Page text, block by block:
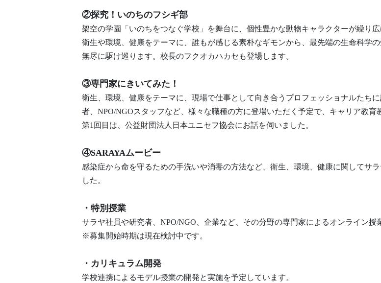
②探究！いのちのフシギ部
架空の学園「いのちをつなぐ学校」を舞台に、個性豊かな動物キャラクターが繰り
衛生や環境、健康をテーマに、誰もが感じる素朴なギモンから、最先端の生命科学
無尽に駆け巡ります。校長のフクオカハカセも登場します。
③専門家にきいてみた！
衛生、環境、健康をテーマに、現場で仕事として向き合うプロフェッショナルたち
者、NPO/NGOスタッフなど、様々な職種の方に登場いただく予定で、キャリア教育
第1回目は、公益財団法人日本ユニセフ協会にお話を伺いました。
④SARAYAムービー
感染症から命を守るための手洗いや消毒の方法など、衛生、環境、健康に関してサ
した。
・特別授業
サラヤ社員や研究者、NPO/NGO、企業など、その分野の専門家によるオンライン授
※募集開始時期は現在検討中です。
・カリキュラム開発
学校連携によるモデル授業の開発と実施を予定しています。